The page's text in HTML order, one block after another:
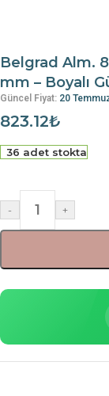
Belgrad Alm.
mm – Boyalı
Güncel Fiyat: 20
823.12₺
36 adet stokta
- +